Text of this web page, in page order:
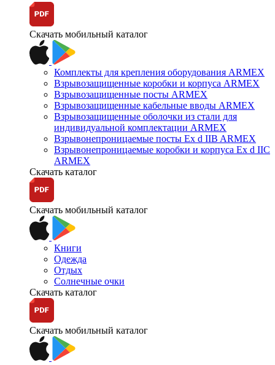
Скачать мобильный каталог
Комплекты для крепления оборудования ARMEX
Взрывозащищенные коробки и корпуса ARMEX
Взрывозащищенные посты ARMEX
Взрывозащищенные кабельные вводы ARMEX
Взрывозащищенные оболочки из стали для
индивидуальной комплектации ARMEX
Взрывонепроницаемые посты Ex d IIB ARMEX
Взрывонепроницаемые коробки и корпуса Ex d IIС
ARMEX
Скачать каталог
Скачать мобильный каталог
Книги
Одежда
Отдых
Солнечные очки
Скачать каталог
Скачать мобильный каталог